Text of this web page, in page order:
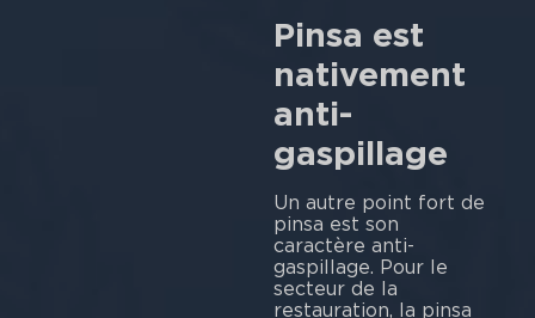
Pinsa est
nativement
anti-
gaspillage
Un autre point fort de
pinsa est son
caractère anti-
gaspillage. Pour le
secteur de la
restauration, la pinsa